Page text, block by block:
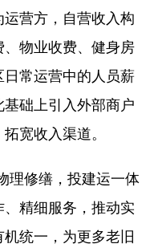
营方，自营收入构
物业收费、健身房
常运营中的人员薪
础上引入外部商户
宽收入渠道。
修缮，投建运一体
精细服务，推动实
统一，为更多老旧